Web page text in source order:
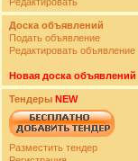
Доска объявлений
Подать объявление
Редактировать объявление
Новая доска объявлений
Тендеры NEW
Разместить тендер